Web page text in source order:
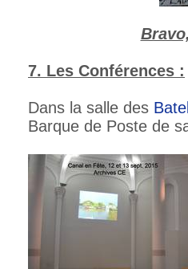
7. Les Conférences :
Dans la salle des
Barque de Poste de